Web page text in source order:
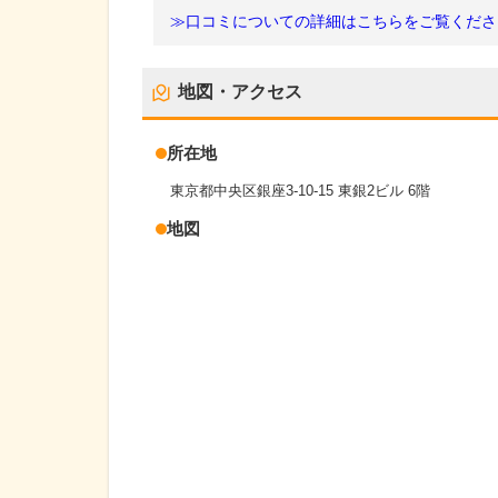
≫口コミについての詳細はこちらをご覧くだ
地図・アクセス
所在地
東京都中央区銀座3-10-15 東銀2ビル 6階
地図